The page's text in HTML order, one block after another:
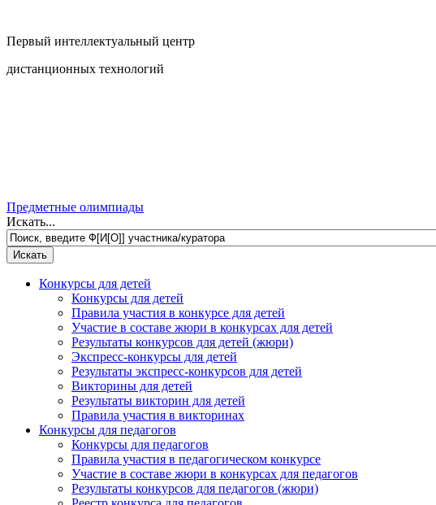
Первый интеллектуальный центр
дистанционных технологий
Предметные олимпиады
Искать...
Конкурсы для детей
Конкурсы для детей
Правила участия в конкурсе для детей
Участие в составе жюри в конкурсах для детей
Результаты конкурсов для детей (жюри)
Экспресс-конкурсы для детей
Результаты экспресс-конкурсов для детей
Викторины для детей
Результаты викторин для детей
Правила участия в викторинах
Конкурсы для педагогов
Конкурсы для педагогов
Правила участия в педагогическом конкурсе
Участие в составе жюри в конкурсах для педагогов
Результаты конкурсов для педагогов (жюри)